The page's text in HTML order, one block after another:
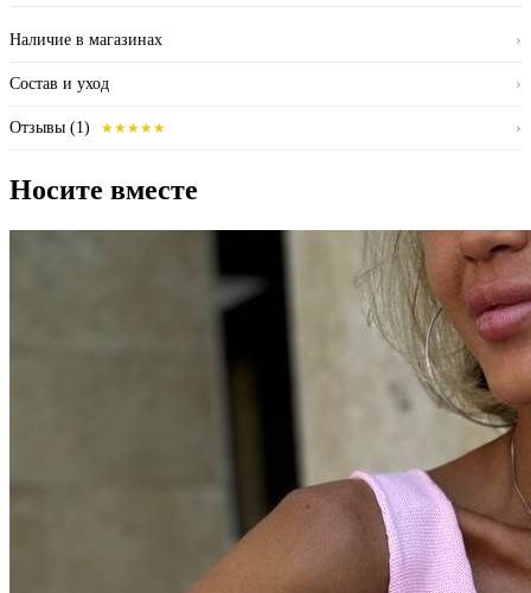
Наличие в магазинах ›
Состав и уход ›
Отзывы (1) ★★★★★ ›
Носите вместе